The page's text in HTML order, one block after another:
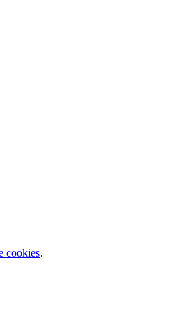
cookies.